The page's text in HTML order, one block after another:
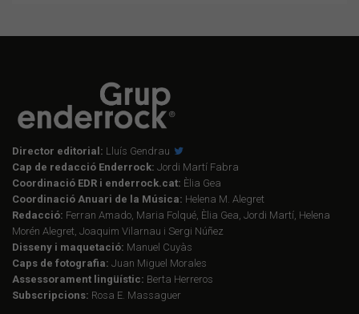
Director editorial: Lluís Gendrau
Cap de redacció Enderrock: Jordi Martí Fabra
Coordinació EDR i enderrock.cat: Èlia Gea
Coordinació Anuari de la Música: Helena M. Alegret
Redacció: Ferran Amado, Maria Folqué, Èlia Gea, Jordi Martí, Helena
Morén Alegret, Joaquim Vilarnau i Sergi Núñez
Disseny i maquetació: Manuel Cuyàs
Caps de fotografia: Juan Miguel Morales
Assessorament lingüístic: Berta Herreros
Subscripcions: Rosa E. Massaguer